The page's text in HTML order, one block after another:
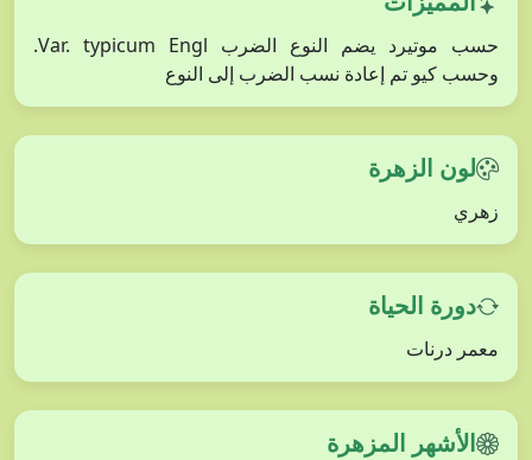
حسب موتيرد يضم النوع الضرب Var. typicum Engl.
وحسب كيو تم إعادة نسب الضرب إلى النوع
لون الزهرة
زهري
دورة الحياة
معمر درنات
الأشهر المزهرة